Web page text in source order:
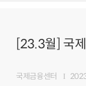
[23.3월] 국
국제금융센터